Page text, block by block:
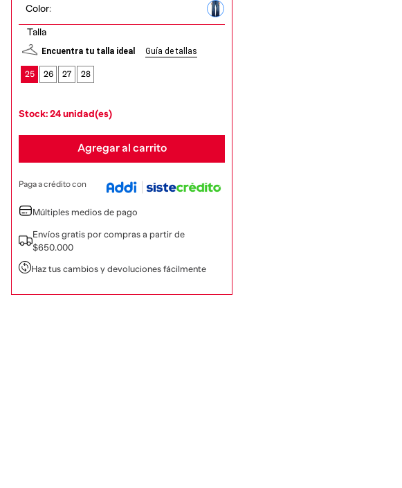
Color:
Talla
Encuentra tu talla ideal Guía de tallas
25 26 27 28
Stock: 24 unidad(es)
Agregar al carrito
Paga a crédito con
Múltiples medios de pago
Envíos gratis por compras a partir de
$650.000
Haz tus cambios y devoluciones fácilmente